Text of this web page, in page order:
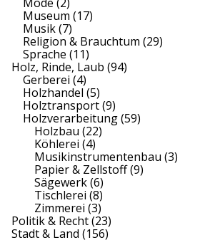
Museum (17)
Musik(7)
Religion & Brauchtum (29)
Sprache (11)
Holz, Rinde, Laub (94)
Gerberei (4)
Holzhandel (5)
Holztransport(9)
Holzverarbeitung(59)
Holzbau (22)
Köhlerei (4)
Musikinstrumentenbau (3)
Papier & Zellstoff(9)
Sägewerk(6)
Tischlerei (8)
Zimmerei (3)
Politik & Recht(23)
Stadt & Land (156)